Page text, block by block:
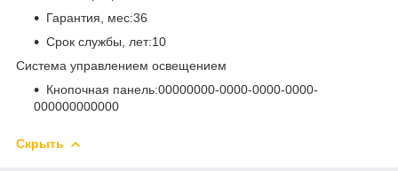
Гарантия, мес:36
Срок службы, лет:10
Система управлением освещением
Кнопочная панель:00000000-0000-0000-0000-
000000000000
Скрыть